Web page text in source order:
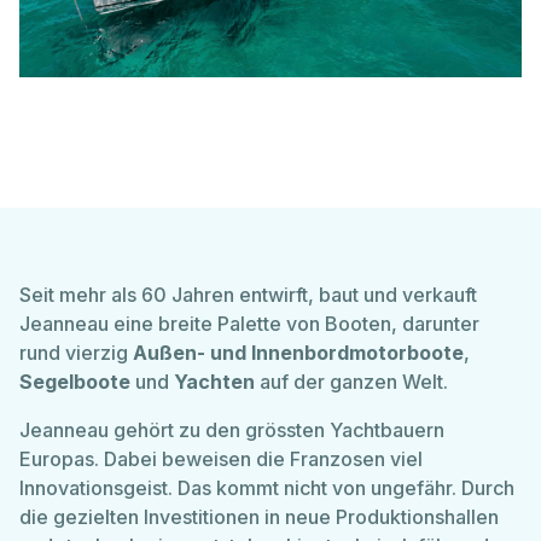
Öffnungszeiten
Montag bis Freitag
07.30 - 12:00 Uhr
13:15 - 17:30 Uhr
März bis Oktober auch Samstags für Sie da:
08:00 - 12:00 Uhr
Verkauf & Beratung
08:00 - 12:00 Uhr
Verkauf & Beratung
Frau Herr
Vorname
Seit mehr als 60 Jahren entwirft, baut und verkauft
Jeanneau eine breite Palette von Booten, darunter
rund vierzig Außen- und Innenbordmotorboote,
Segelboote und Yachten auf der ganzen Welt.
Jeanneau gehört zu den grössten Yachtbauern
Europas. Dabei beweisen die Franzosen viel
Innovationsgeist. Das kommt nicht von ungefähr. Durch
die gezielten Investitionen in neue Produktionshallen